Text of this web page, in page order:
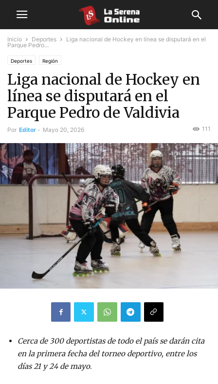
Inicio Deportes
Liga nacional de Hockey en línea se disputará en el
Parque Pedro...
Deportes Región
Liga nacional de Hockey en
línea se disputará en el
Parque Pedro de Valdivia
Por Editor - Mayo 20, 2026 111
Cerca de 300 deportistas de todo el país se darán cita
en la primera fecha del torneo deportivo, entre los
días 21 y 24 de mayo.